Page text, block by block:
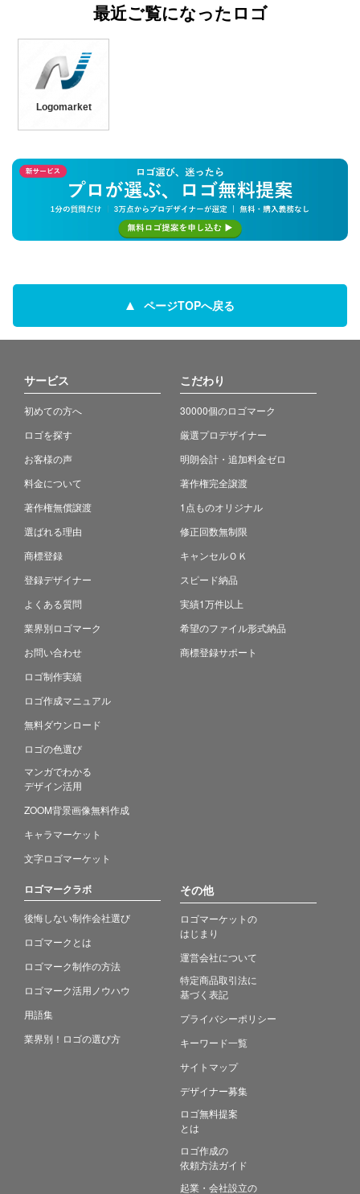
最近ご覧になったロゴ
Logomarket
ページTOPへ戻る
サービス
初めての方へ
ロゴを探す
お客様の声
料金について
著作権無償譲渡
選ばれる理由
商標登録
登録デザイナー
よくある質問
業界別ロゴマーク
お問い合わせ
ロゴ制作実績
ロゴ作成マニュアル
無料ダウンロード
ロゴの色選び
マンガでわかる
デザイン活用
ZOOM背景画像無料作成
キャラマーケット
文字ロゴマーケット
こだわり
30000個のロゴマーク
厳選プロデザイナー
明朗会計・追加料金ゼロ
著作権完全譲渡
1点ものオリジナル
修正回数無制限
キャンセルＯＫ
スピード納品
実績1万件以上
希望のファイル形式納品
商標登録サポート
ロゴマークラボ
後悔しない制作会社選び
ロゴマークとは
ロゴマーク制作の方法
ロゴマーク活用ノウハウ
用語集
業界別！ロゴの選び方
その他
ロゴマーケットの
はじまり
運営会社について
特定商品取引法に
基づく表記
プライバシーポリシー
キーワード一覧
サイトマップ
デザイナー募集
ロゴ無料提案
とは
ロゴ作成の
依頼方法ガイド
起業・会社設立の